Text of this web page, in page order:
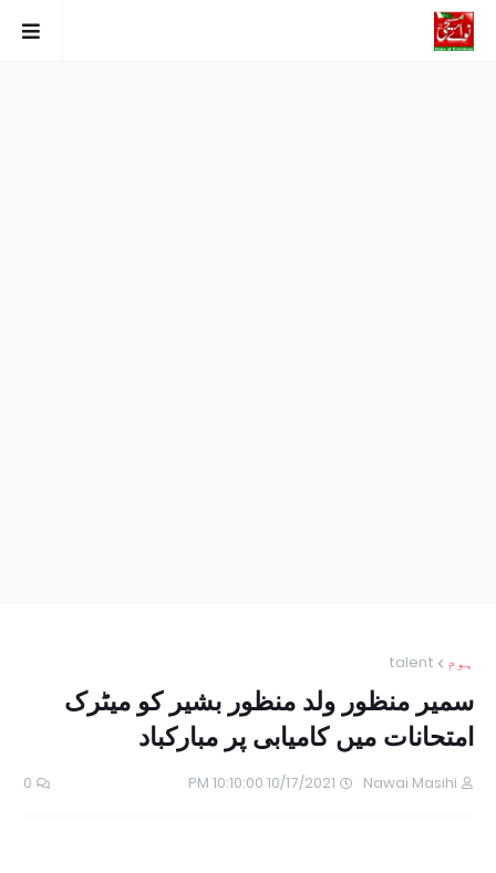
ہوم talent
سمیر منظور ولد منظور بشیر کو میٹرک
امتحانات میں کامیابی پر مبارکباد
Nawai Masihi
10/17/2021 10:10:00 PM
0